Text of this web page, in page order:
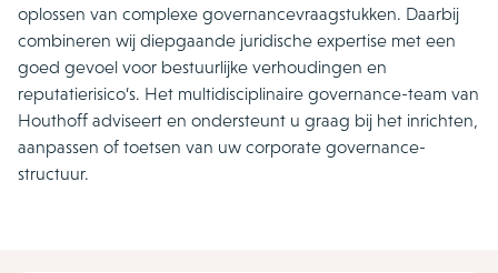
oplossen van complexe governancevraagstukken. Daarbij
combineren wij diepgaande juridische expertise met een
goed gevoel voor bestuurlijke verhoudingen en
reputatierisico’s. Het multidisciplinaire governance-team van
Houthoff adviseert en ondersteunt u graag bij het inrichten,
aanpassen of toetsen van uw corporate governance-
structuur.